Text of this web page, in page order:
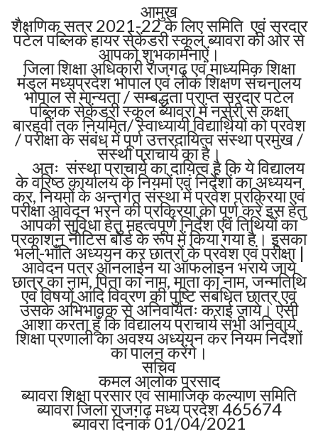
आमुख
शैक्षणिक सत्र 2021-22 के लिए समिति एवं सरदार
पटेल पब्लिक हायर सेकेंडरी स्कूल ब्यावरा की ओर से
आपको शुभकामनाऐं।
जिला शिक्षा अधिकारी राजगढ़ एवं माध्यमिक शिक्षा
मंडल मध्यप्रदेश भोपाल एवं लोक शिक्षण संचनालय
भोपाल से मान्यता / सम्बद्धता प्राप्त सरदार पटेल
पब्लिक सेकेंडरी स्कूल ब्यावरा में नर्सरी से कक्षा
बारहवीं तक नियमित/ स्वाध्यायी विद्यार्थियों को प्रवेश
/ परीक्षा के संबंध में पूर्ण उत्तरदायित्व संस्था प्रमुख /
संस्था प्राचार्य का है।
अतः संस्था प्राचार्य का दायित्व है कि ये विद्यालय
के वरिष्ठ कार्यालय के नियमों एवं निर्देशों का अध्ययन
कर, नियमों के अन्तर्गत संस्था में प्रवेश प्रक्रिया एवं
परीक्षा आवेदन भरने की प्रक्रिया को पूर्ण करे इस हेतु
आपकी सुविधा हेतु महत्वपूर्ण निर्देश एवं तिथियों का
प्रकाशन नोटिस बोर्ड के रूप में किया गया है। इसका
भली-भाँति अध्ययन कर छात्रों के प्रवेश एवं परीक्षा |
आवेदन पत्र ऑनलाईन या ऑफलाइन भराये जाये
छात्र का नाम, पिता का नाम, माता का नाम, जन्मतिथि
एवं विषयों आदि विवरण की पुष्टि संबंधित छात्र एवं
उसके अभिभावक से अनिवार्यतः कराई जाये। ऐसी
आशा करता हूँ कि विद्यालय प्राचार्य सभी अनिवार्य
शिक्षा प्रणाली का अवश्य अध्ययन कर नियम निर्देशों
का पालन करेंगे।
सचिव
कमल आलोक प्रसाद
ब्यावरा शिक्षा प्रसार एवं सामाजिक कल्याण समिति
ब्यावरा जिला राजगढ़ मध्य प्रदेश 465674
ब्यावरा दिनांक 01/04/2021